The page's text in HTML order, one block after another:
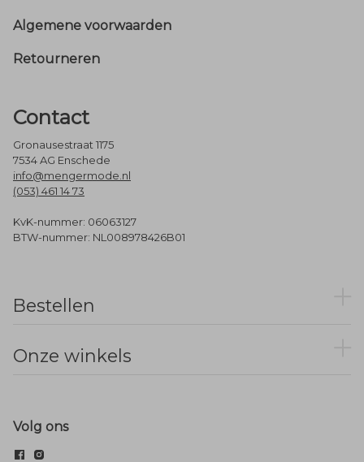
Footer
Algemene voorwaarden
Retourneren
Contact
Gronausestraat 1175
7534 AG Enschede
info@mengermode.nl
(053) 461 14 73
KvK-nummer: 06063127
BTW-nummer: NL008978426B01
Bestellen
Onze winkels
Volg ons